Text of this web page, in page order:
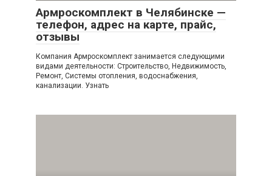
Армроскомплект в Челябинске —
телефон, адрес на карте, прайс,
отзывы
Компания Армроскомплект занимается следующими
видами деятельности: Строительство, Недвижимость,
Ремонт, Системы отопления, водоснабжения,
канализации. Узнать